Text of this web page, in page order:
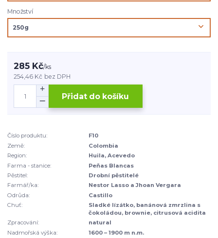
Množství
285 Kč/ks
254,46 Kč bez DPH
Přidat do košíku
Číslo produktu:
F10
Země:
Colombia
Region:
Huila, Acevedo
Farma - stanice:
Peňas Blancas
Pěstitel:
Drobní pěstitelé
Farmář/ka:
Nestor Lasso a Jhoan Vergara
Odrůda:
Castillo
Chuť:
Sladké lízátko, banánová zmrzlina s
čokoládou, brownie, citrusová acidita
Zpracování:
natural
Nadmořská výška:
1600 – 1900 m n.m.